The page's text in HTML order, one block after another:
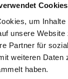
Cookies
um
unsere
Partner für
weiteren Daten
haben.
SPÜRT
ist als
Gefühl,